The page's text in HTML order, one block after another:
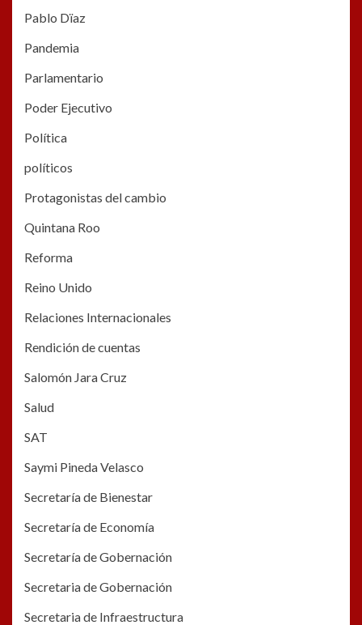
Pablo Dïaz
Pandemia
Parlamentario
Poder Ejecutivo
Política
políticos
Protagonistas del cambio
Quintana Roo
Reforma
Reino Unido
Relaciones Internacionales
Rendición de cuentas
Salomón Jara Cruz
Salud
SAT
Saymi Pineda Velasco
Secretaría de Bienestar
Secretaría de Economía
Secretaría de Gobernación
Secretaria de Gobernación
Secretaria de Infraestructura